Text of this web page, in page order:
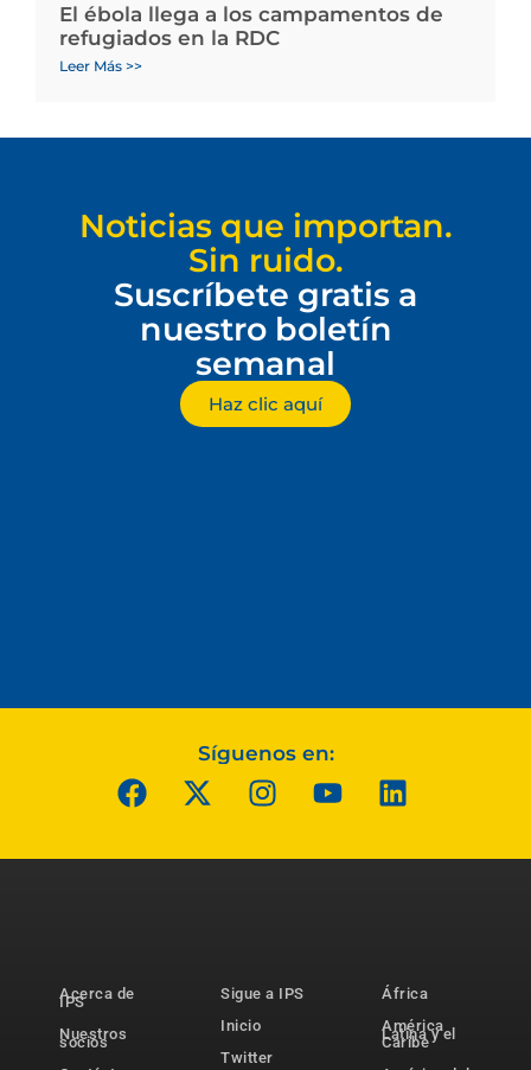
El ébola llega a los campamentos de
refugiados en la RDC
Leer Más >>
Noticias que importan.
Sin ruido.
Suscríbete gratis a
nuestro boletín
semanal
Haz clic aquí
Síguenos en:
Acerca de
IPS
Nuestros
socios
Sigue a IPS
Inicio
Twitter
África
América
Latina y el
Caribe